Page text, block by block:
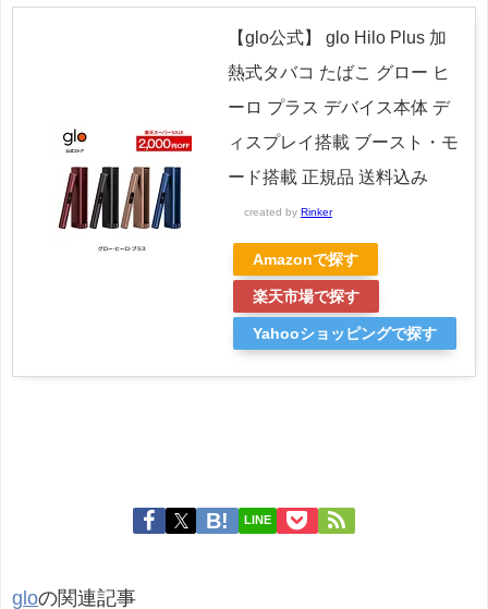
【glo公式】 glo Hilo Plus 加
熱式タバコ たばこ グロー ヒ
ーロ プラス デバイス本体 デ
ィスプレイ搭載 ブースト・モ
ード搭載 正規品 送料込み
created by Rinker
Amazonで探す
楽天市場で探す
Yahooショッピングで探す
LINE
gloの関連記事